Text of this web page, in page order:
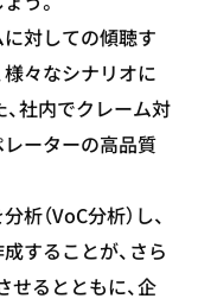
対しての傾聴す
々なシナリオに
社内でクレーム対
ーターの高品質
（VoC分析）し、
することが、さら
るとともに、企